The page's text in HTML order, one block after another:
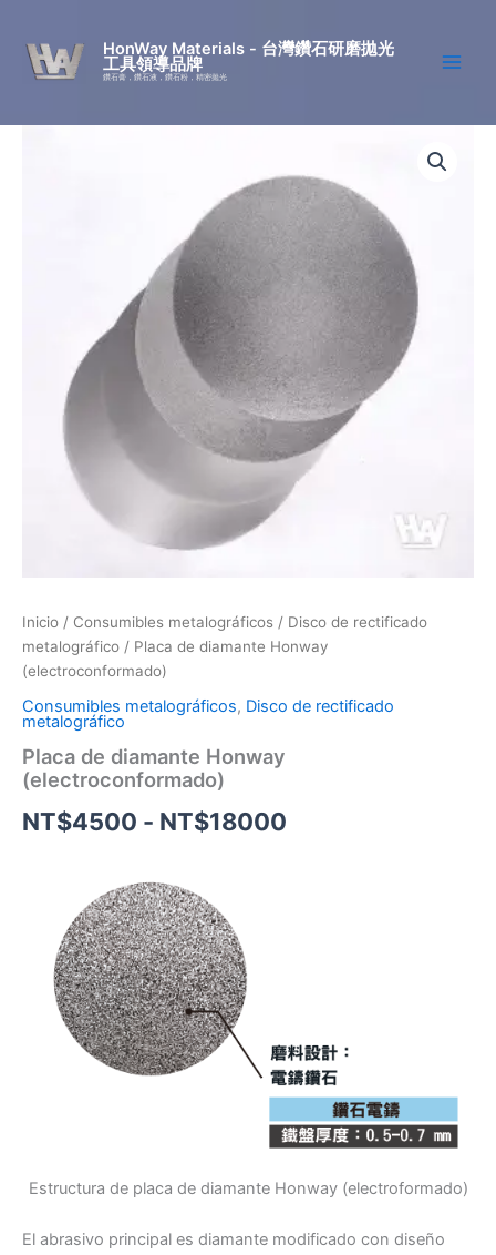
contenido
HonWay Materials - 台灣鑽石研磨拋光
工具領導品牌
鑽石膏，鑽石液，鑽石粉，精密拋光
Inicio / Consumibles metalográficos / Disco de rectificado
metalográfico / Placa de diamante Honway
(electroconformado)
Consumibles metalográficos, Disco de rectificado
metalográfico
Placa de diamante Honway
(electroconformado)
NT$4500 - NT$18000
de
precios:
desde
NT$4500
hasta
NT$18000
Estructura de placa de diamante Honway (electroformado)
El abrasivo principal es diamante modificado con diseño